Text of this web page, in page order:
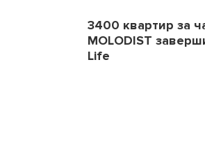
3400 квартир за
MOLODIST
Life